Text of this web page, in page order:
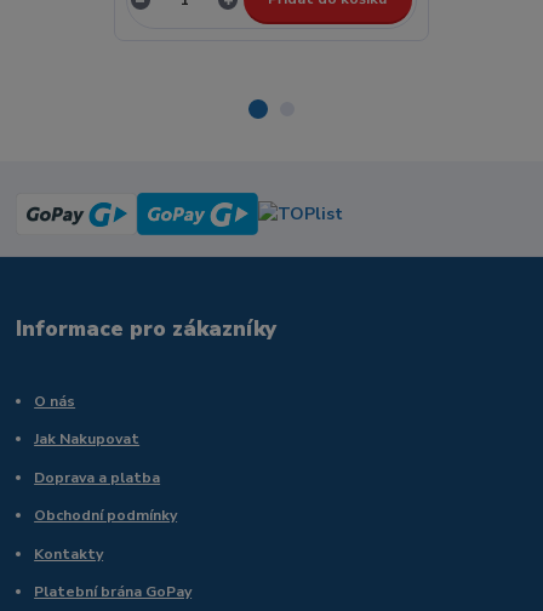
Informace pro zákazníky
O nás
Jak Nakupovat
Doprava a platba
Obchodní podmínky
Kontakty
Platební brána GoPay